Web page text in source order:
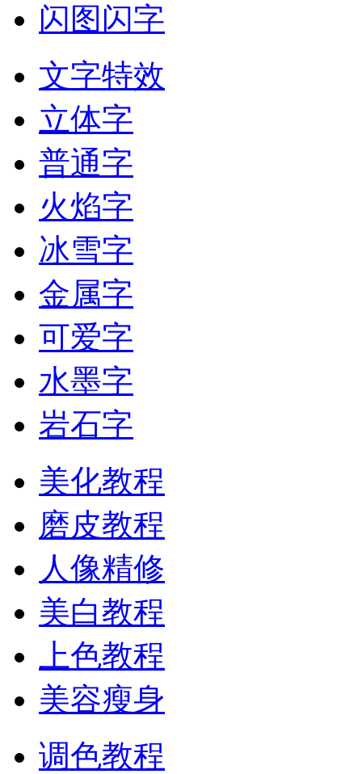
闪图闪字
文字特效
立体字
普通字
火焰字
冰雪字
金属字
可爱字
水墨字
岩石字
美化教程
磨皮教程
人像精修
美白教程
上色教程
美容瘦身
调色教程